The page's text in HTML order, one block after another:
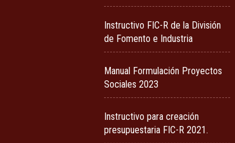
Instructivo FIC-R de la División
de Fomento e Industria
Manual Formulación Proyectos
Sociales 2023
Instructivo para creación
presupuestaria FIC-R 2021.